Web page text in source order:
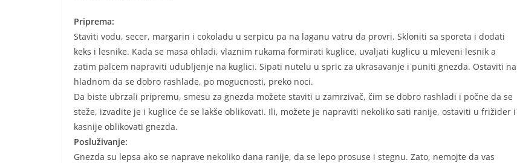
Priprema:
Staviti vodu, secer, margarin i cokoladu u serpicu pa na laganu vatru da provri. Skloniti sa sporeta i dodati
keks i lesnike. Kada se masa ohladi, vlaznim rukama formirati kuglice, uvaljati kuglicu u mleveni lesnik a
zatim palcem napraviti udubljenje na kuglici. Sipati nutelu u spric za ukrasavanje i puniti gnezda. Ostaviti na
hladnom da se dobro rashlade, po mogucnosti, preko noci.
Da biste ubrzali pripremu, smesu za gnezda možete staviti u zamrzivač, čim se dobro rashladi i počne da se
steže, izvadite je i kuglice će se lakše oblikovati. Ili, možete je napraviti nekoliko sati ranije, ostaviti u frižider i
kasnije oblikovati gnezda.
Posluživanje:
Gnezda su lepsa ako se naprave nekoliko dana ranije, da se lepo prosuse i stegnu. Zato, nemojte da vas